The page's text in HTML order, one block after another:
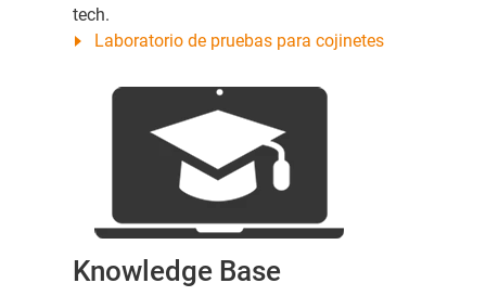
tech.
Laboratorio de pruebas para cojinetes
Knowledge Base